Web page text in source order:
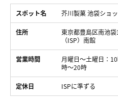
スポット名 芥川製菓 池袋ショ
住所
東京都豊島区南池
（ISP）南館
営業時間
月曜日～土曜日：
時～20時
定休日 ISPに準ずる